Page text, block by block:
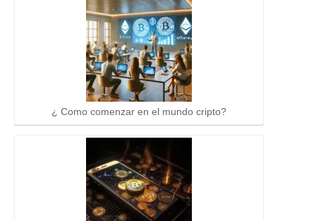
¿ Como comenzar en el mundo cripto?